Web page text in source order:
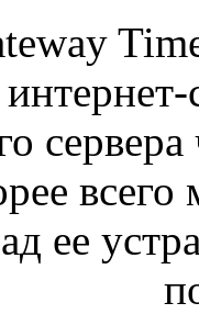
ее